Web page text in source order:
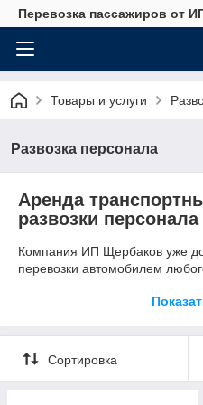
Перевозка пассажиров от
Товары и услуги
Развозка персонала
Аренда
развозки
Компания ИП Щербаков уже
перевозки автомобилем
пассажирских мест. Если Вы
компания с удовольствием
Потребность в
Сортировка